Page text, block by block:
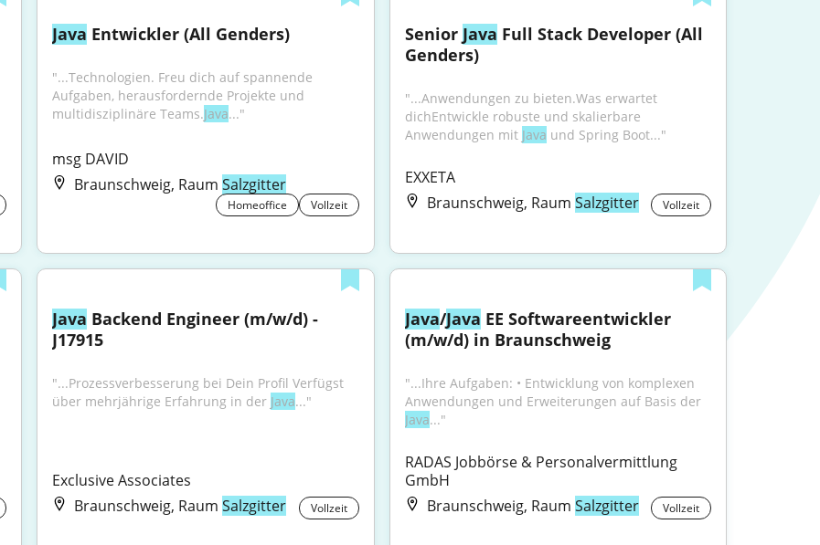
Java Entwickler (All Genders)
"...Technologien. Freu dich auf spannende
Aufgaben, herausfordernde Projekte und
multidisziplinäre Teams.Java..."
msg DAVID
Braunschweig, RaumSalzgitter
Homeoffice Vollzeit
Senior Java Full Stack Developer (All
Genders)
"...Anwendungen zu bieten.Was erwartet
dichEntwickle robuste und skalierbare
Anwendungen mit Java und Spring Boot..."
EXXETA
Braunschweig, Raum Salzgitter Vollzeit
Java Backend Engineer (m/w/d) -
J17915
"...Prozessverbesserung bei Dein Profil Verfügst
über mehrjährige Erfahrung in der Java..."
Exclusive Associates
Braunschweig, RaumSalzgitter Vollzeit
Java/Java EE Softwareentwickler
(m/w/d) in Braunschweig
"...Ihre Aufgaben: • Entwicklung von komplexen
Anwendungen und Erweiterungen auf Basis der
Java..."
RADAS Jobbörse & Personalvermittlung
GmbH
Braunschweig, Raum Salzgitter Vollzeit